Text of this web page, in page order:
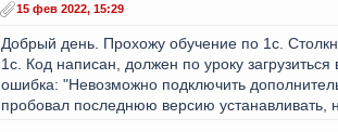
15 фев 2022, 15:29
Добрый день. Прохожу обучение по 1с.
1с. Код написан, должен по уроку
ошибка: "Невозможно подключить
пробовал последнюю версию устанавливать,